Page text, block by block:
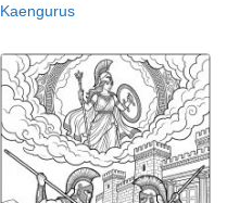
Kaengurus